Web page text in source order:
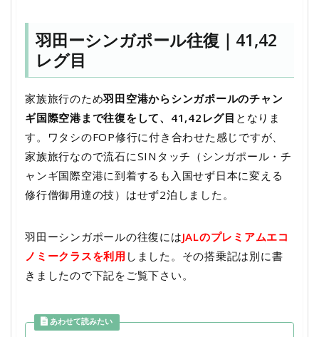
羽田ーシンガポール往復｜41,42
レグ目
家族旅行のため羽田空港からシンガポールのチャン
ギ国際空港まで往復をして、41,42レグ目 となりま
す。ワタシのFOP修行に付き合わせた感じですが、
家族旅行なので流石にSINタッチ（シンガポール・チ
ャンギ国際空港に到着するも入国せず日本に変える
修行僧御用達の技）はせず2泊しました。
羽田ーシンガポールの往復にはJALのプレミアムエコ
ノミークラスを利用 しました。その搭乗記は別に書
きましたので下記をご覧下さい。